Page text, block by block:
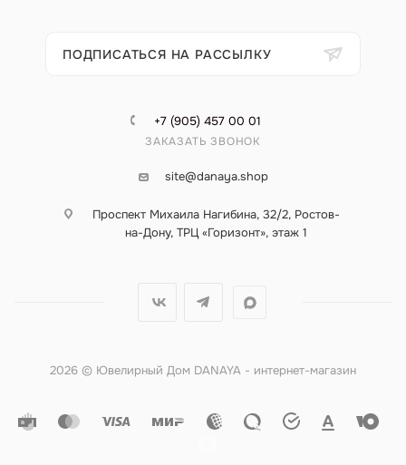
ПОДПИСАТЬСЯ НА РАССЫЛКУ
+7 (905) 457 00 01
ЗАКАЗАТЬ ЗВОНОК
site@danaya.shop
Проспект Михаила Нагибина, 32/2, Ростов-
на-Дону, ТРЦ «Горизонт», этаж 1
2026 © Ювелирный Дом DANAYA - интернет-магазин